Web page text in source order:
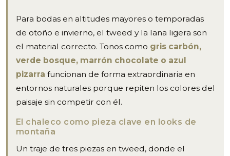
Para bodas en altitudes mayores o temporadas
de otoño e invierno, el tweed y la lana ligera son
el material correcto. Tonos como gris carbón,
verde bosque, marrón chocolate o azul
pizarra funcionan de forma extraordinaria en
entornos naturales porque repiten los colores del
paisaje sin competir con él.
El chaleco como pieza clave en looks de
montaña
Un traje de tres piezas en tweed, donde el